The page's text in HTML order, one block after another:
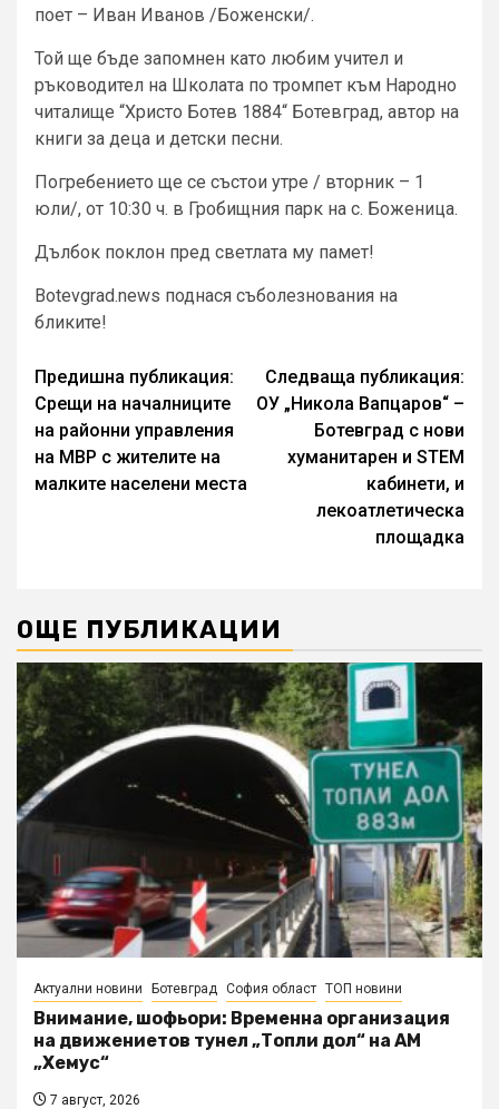
поет – Иван Иванов /Боженски/.
Той ще бъде запомнен като любим учител и
ръководител на Школата по тромпет към Народно
читалище “Христо Ботев 1884“ Ботевград, автор на
книги за деца и детски песни.
Погребението ще се състои утре / вторник – 1
юли/, от 10:30 ч. в Гробищния парк на с. Боженица.
Дълбок поклон пред светлата му памет!
Botevgrad.news поднася съболезнования на
бликите!
Continue
Reading
Предишна публикация:
Срещи на началниците
на районни управления
на МВР с жителите на
малките населени места
Следваща публикация:
ОУ „Никола Вапцаров“ –
Ботевград с нови
хуманитарен и STEM
кабинети, и
лекоатлетическа
площадка
ОЩЕ ПУБЛИКАЦИИ
Актуални новини Ботевград София област ТОП новини
Внимание, шофьори: Временна организация
на движениетов тунел „Топли дол“ на АМ
„Хемус“
7 август, 2026